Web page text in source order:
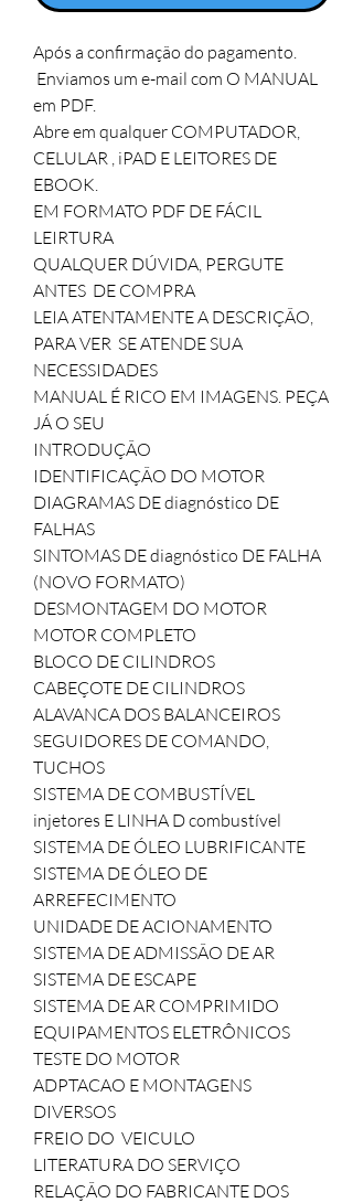
Após a confirmação do pagamento.
Enviamos um e-mail com O MANUAL
em PDF.
Abre em qualquer COMPUTADOR,
CELULAR , iPAD E LEITORES DE
EBOOK.
EM FORMATO PDF DE FÁCIL
LEIRTURA
QUALQUER DÚVIDA, PERGUTE
ANTES  DE COMPRA
LEIA ATENTAMENTE A DESCRIÇÃO,
PARA VER  SE ATENDE SUA
NECESSIDADES
MANUAL É RICO EM IMAGENS. PEÇA
JÁ O SEU
INTRODUÇÃO
IDENTIFICAÇÃO DO MOTOR
DIAGRAMAS DE diagnóstico DE
FALHAS
SINTOMAS DE diagnóstico DE FALHA
(NOVO FORMATO)
DESMONTAGEM DO MOTOR
MOTOR COMPLETO
BLOCO DE CILINDROS
CABEÇOTE DE CILINDROS
ALAVANCA DOS BALANCEIROS
SEGUIDORES DE COMANDO,
TUCHOS
SISTEMA DE COMBUSTÍVEL
injetores E LINHA D combustível
SISTEMA DE ÓLEO LUBRIFICANTE
SISTEMA DE ÓLEO DE
ARREFECIMENTO
UNIDADE DE ACIONAMENTO
SISTEMA DE ADMISSÃO DE AR
SISTEMA DE ESCAPE
SISTEMA DE AR COMPRIMIDO
EQUIPAMENTOS ELETRÔNICOS
TESTE DO MOTOR
ADPTACAO E MONTAGENS
DIVERSOS
FREIO DO  VEICULO
LITERATURA DO SERVIÇO
RELAÇÃO DO FABRICANTE DOS